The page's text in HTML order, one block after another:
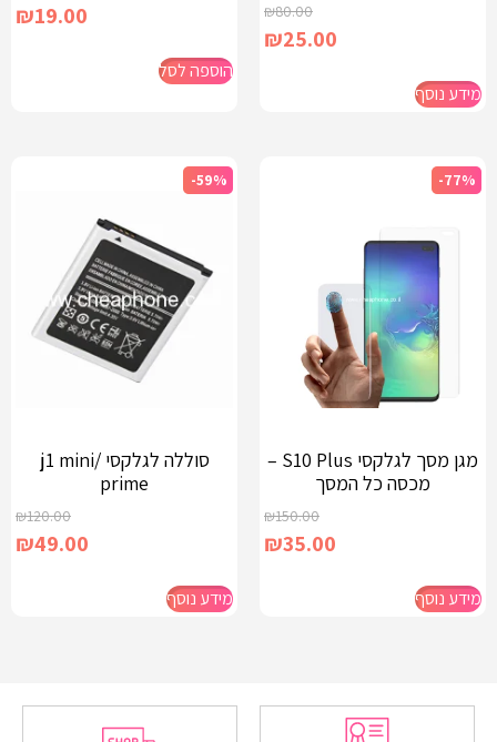
₪80.00
₪25.00
מידע נוסף
₪19.00
הוספה לסל
-77%
מגן מסך לגלקסי S10 Plus –
מכסה כל המסך
₪150.00
₪35.00
מידע נוסף
-59%
סוללה לגלקסי j1 mini/
prime
₪120.00
₪49.00
מידע נוסף